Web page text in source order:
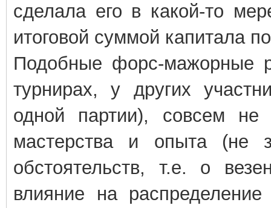
сделала его в какой-то
итоговой суммой капитала
Подобные форс-мажорные
турнирах, у других
одной партии), совсем не
мастерства и опыта (не
обстоятельств, т.е. о
влияние на